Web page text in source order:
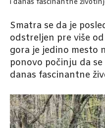
i danas fascinantne
Smatra se da je
odstreljen pre više
gora je jedino mesto
ponovo počinju da
danas fascinantne